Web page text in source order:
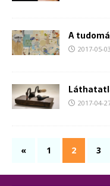
A
2017-05-03
2017-04-
« 1 2 3